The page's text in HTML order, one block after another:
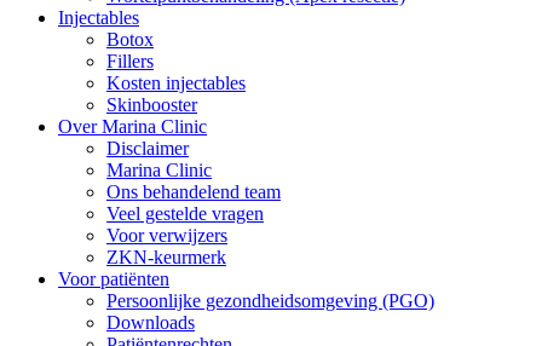
Injectables
Botox
Fillers
Kosten injectables
Skinbooster
Over Marina Clinic
Disclaimer
Marina Clinic
Ons behandelend team
Veel gestelde vragen
Voor verwijzers
ZKN-keurmerk
Voor patiënten
Persoonlijke gezondheidsomgeving (PGO)
Downloads